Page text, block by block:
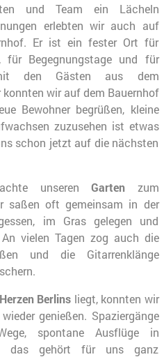
und Team ein Lächeln
erlebten wir auch auf
Er ist ein fester Ort für
für Begegnungstage und für
den Gästen aus dem
wir auf dem Bauernhof
Bewohner begrüßen, kleine
zuzusehen ist etwas
schon jetzt auf die nächsten
unseren Garten zum
saßen oft gemeinsam in der
im Gras gelegen und
vielen Tagen zog auch die
und die Gitarrenklänge
Herzen Berlins liegt, konnten wir
genießen. Spaziergänge
spontane Ausflüge in
das gehört für uns ganz